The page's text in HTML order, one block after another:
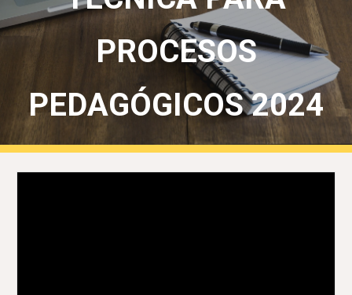
PROCESOS
PEDAGÓGICOS 2024